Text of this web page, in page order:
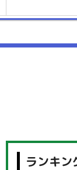
ランキン